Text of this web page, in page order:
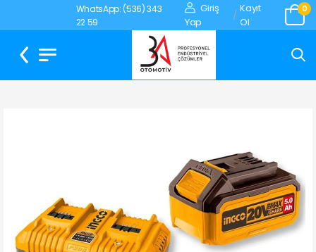
WhatsApp: (536) 343
22 59
Giriş
Yap
/
Kayıt
Ol
0